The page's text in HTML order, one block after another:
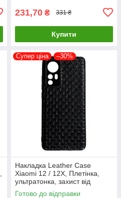
231,70 ₴ 331 ₴
Купити
Супер ціна –30%
Накладка Leather Case
Xiaomi 12 / 12X, Плетінка,
ультратонка, захист від
подряпин і пилу
Готово до відправки